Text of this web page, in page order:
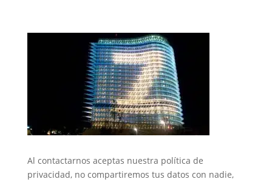
Al contactarnos aceptas nuestra política de
privacidad, no compartiremos tus datos con nadie,